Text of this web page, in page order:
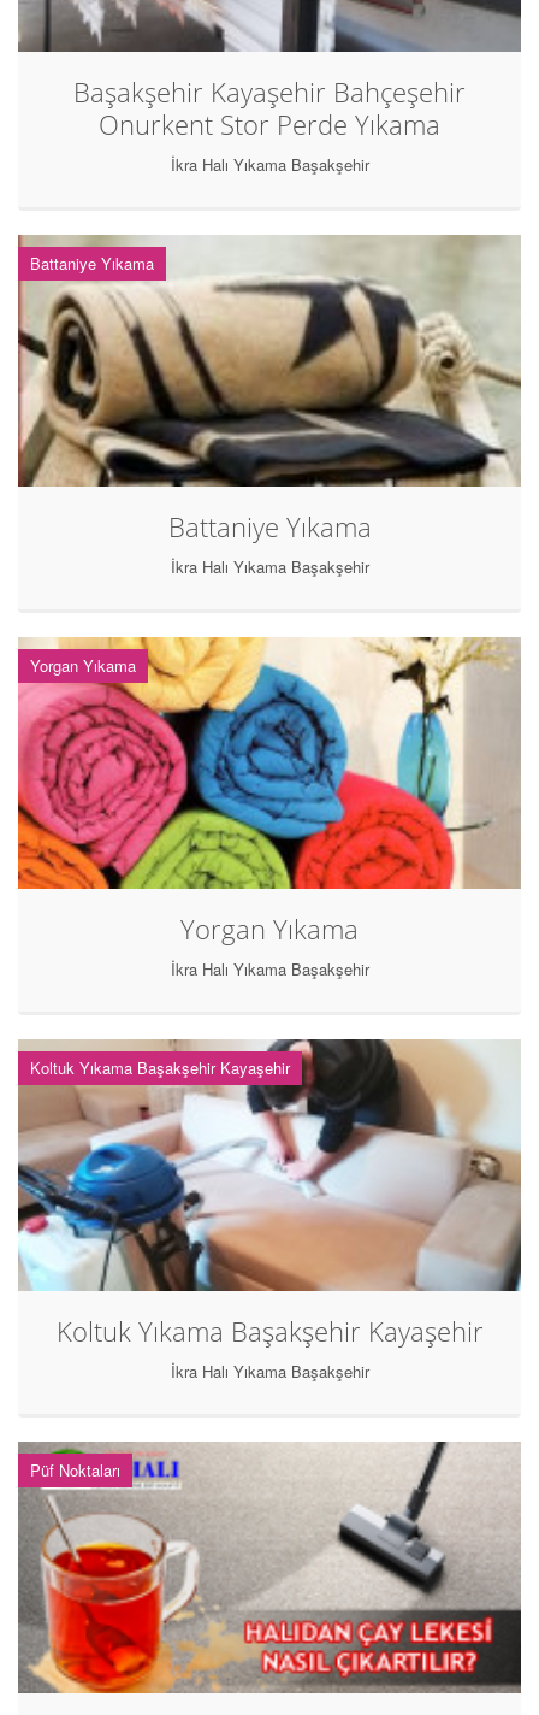
Başakşehir Kayaşehir Bahçeşehir
Onurkent Stor Perde Yıkama
İkra Halı Yıkama Başakşehir
Battaniye Yıkama
Battaniye Yıkama
İkra Halı Yıkama Başakşehir
Yorgan Yıkama
Yorgan Yıkama
İkra Halı Yıkama Başakşehir
Koltuk Yıkama Başakşehir Kayaşehir
Koltuk Yıkama Başakşehir Kayaşehir
İkra Halı Yıkama Başakşehir
Püf Noktaları